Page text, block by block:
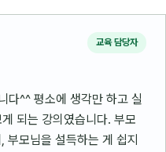
교육 담당자
다^^ 평소에 생각만 하고 실
되는 강의였습니다. 부모
부모님을 설득하는 게 쉽지